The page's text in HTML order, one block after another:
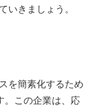
いきましょう。
を簡素化するため
。この企業は、応